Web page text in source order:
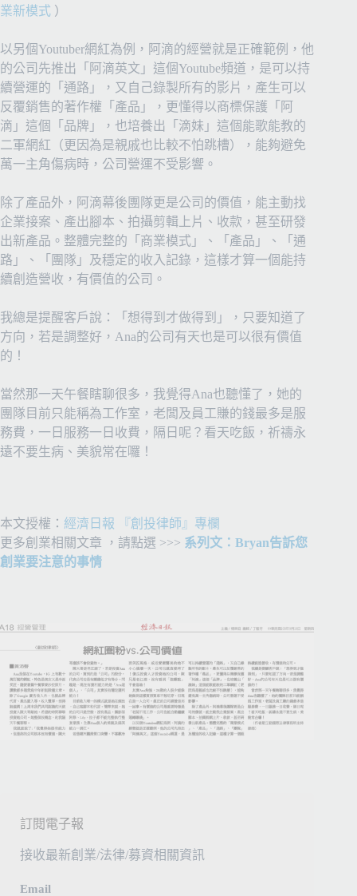
業新模式 ）
以另個Youtuber網紅為例，阿滴的經營就是正確範例，他
的公司先推出「阿滴英文」這個Youtube頻道，是可以持
續營運的「通路」，又自己錄製所有的影片，產生可以
反覆銷售的著作權「產品」，更懂得以商標保護「阿
滴」這個「品牌」，也培養出「滴妹」這個能歌能教的
二軍網紅（更因為是親戚也比較不怕跳槽），能夠避免
萬一主角傷病時，公司營運不受影響。
除了產品外，阿滴幕後團隊更是公司的價值，能主動找
企業接案、產出腳本、拍攝剪輯上片、收款，甚至研發
出新產品。整體完整的「商業模式」、「產品」、「通
路」、「團隊」及穩定的收入記錄，這樣才算一個能持
續創造營收，有價值的公司。
我總是提醒客戶說：「想得到才做得到」，只要知道了
方向，若是調整好，Ana的公司有天也是可以很有價值
的！
當然那一天午餐瞎聊很多，我覺得Ana也聽懂了，她的
團隊目前只能稱為工作室，老闆及員工賺的錢最多是服
務費，一日服務一日收費，隔日呢？看天吃飯，祈禱永
遠不要生病、美貌常在囉！
本文授權： 經濟日報 『創投律師』專欄
更多創業相關文章 ，請點選 >>> 系列文：Bryan告訴您
創業要注意的事情
訂閱電子報
接收最新創業/法律/募資相關資訊
Email